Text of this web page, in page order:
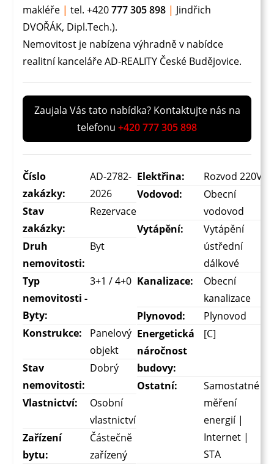
makléře | tel. +420777 305 898 | Jindřich
DVOŘÁK, Dipl.Tech.).
Nemovitost je nabízena výhradně v nabídce
realitní kanceláře AD-REALITY České Budějovice.
Zaujala Vás tato nabídka? Kontaktujte nás na
telefonu +420 777 305 898
Číslo
zakázky:
AD-2782-
2026
Stav
zakázky:
Rezervace
Druh
nemovitosti:
Byt
Typ
nemovitosti -
Byty:
3+1 / 4+0
Konstrukce:
Panelový
objekt
Stav
nemovitosti:
Dobrý
Vlastnictví:
Osobní
vlastnictví
Zařízení
bytu:
Částečně
zařízený
Elektřina:
Rozvod 220V
Vodovod:
Obecní
vodovod
Vytápění:
Vytápění
ústřední
dálkové
Kanalizace:
Obecní
kanalizace
Plynovod:
Plynovod
Energetická
náročnost
budovy:
[C]
Ostatní:
Samostatné
měření
energií |
Internet |
STA